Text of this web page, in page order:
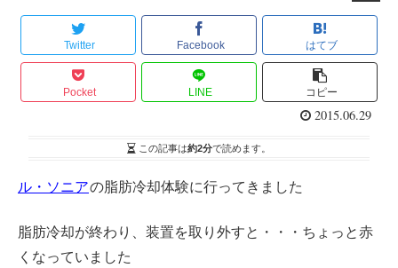
Twitter Facebook はてブ
Pocket LINE コピー
2015.06.29
この記事は約2分で読めます。
ル・ソニアの脂肪冷却体験に行ってきました
脂肪冷却が終わり、装置を取り外すと・・・ちょっと赤
くなっていました